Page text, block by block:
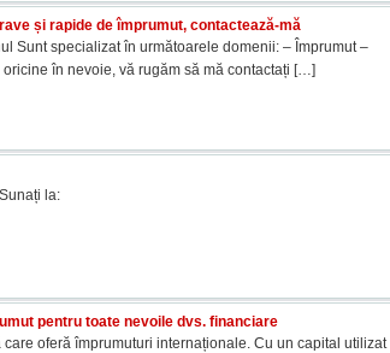
și rapide de împrumut, contactează-mă
Sunt specializat în următoarele domenii: – Împrumut –
în nevoie, vă rugăm să mă contactați […]
la:
pentru toate nevoile dvs. financiare
care oferă împrumuturi internaționale. Cu un capital utilizat